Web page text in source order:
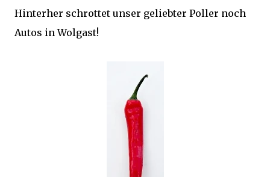
Hinterher schrottet unser geliebter Poller noch
Autos in Wolgast!